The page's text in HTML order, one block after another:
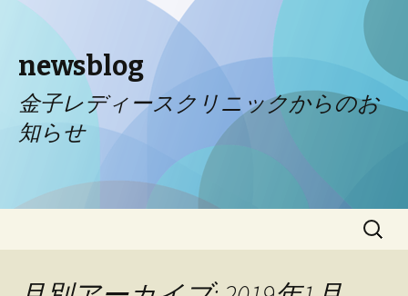
newsblog
金子レディースクリニックからのお
知らせ
検